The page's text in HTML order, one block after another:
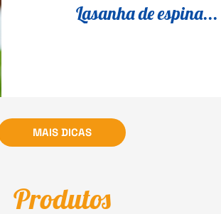
Lasanha de espina...
MAIS DICAS
Produtos